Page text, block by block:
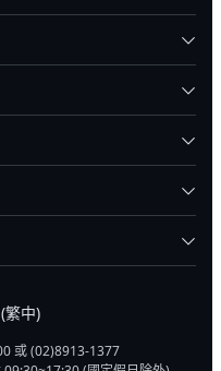
繁中)
或 (02)8913-1377